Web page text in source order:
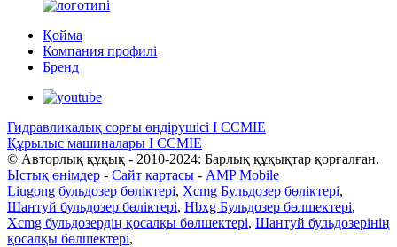
Қойма
Компания профилі
Бренд
Гидравликалық сорғы өндірушісі I CCMIE
Құрылыс машиналары I CCMIE
© Авторлық құқық - 2010-2024: Барлық құқықтар қорғалған.
Ыстық өнімдер - Сайт картасы - AMP Mobile
Liugong бульдозер бөліктері, Xcmg Бульдозер бөліктері,
Шантуй бульдозер бөліктері, Hbxg Бульдозер бөлшектері,
Xcmg бульдозердің қосалқы бөлшектері, Шантуй бульдозерінің
қосалқы бөлшектері,